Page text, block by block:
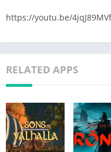
https://youtu.be/
RELATED APPS